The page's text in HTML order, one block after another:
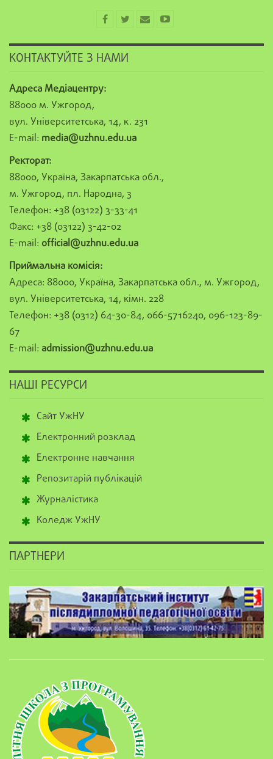
КОНТАКТУЙТЕ З НАМИ
Адреса Медіацентру:
88000 м. Ужгород,
вул. Університетська, 14, к. 231
E-mail: media@uzhnu.edu.ua
Ректорат:
88000, Україна, Закарпатська обл.,
м. Ужгород, пл. Народна, 3
Телефон: +38 (03122) 3-33-41
Факс: +38 (03122) 3-42-02
E-mail: official@uzhnu.edu.ua
Приймальна комісія:
Адреса: 88000, Україна, Закарпатська обл., м. Ужгород,
вул. Університетська, 14, кімн. 228
Телефон: +38 (0312) 64-30-84, 066-5716240, 096-123-89-
67
E-mail: admission@uzhnu.edu.ua
НАШІ РЕСУРСИ
Сайт УжНУ
Електронний розклад
Електронне навчання
Репозитарій публікацій
Журналістика
Коледж УжНУ
ПАРТНЕРИ